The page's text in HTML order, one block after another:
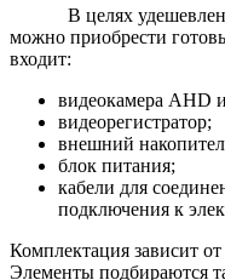
В целях
можно приобрести
входит:
видеокамера AHD
видеорегистратор;
внешний
блок питания;
кабели для
подключения к
Комплектация зависит
Элементы подбираются